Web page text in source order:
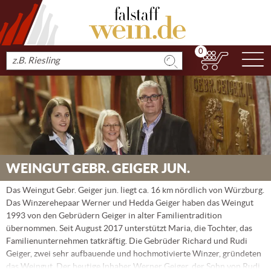
Produkt
suchen
0
WEINGUT GEBR. GEIGER JUN.
Das Weingut Gebr. Geiger jun. liegt ca. 16 km nördlich von Würzburg.
Das Winzerehepaar Werner und Hedda Geiger haben das Weingut
1993 von den Gebrüdern Geiger in alter Familientradition
übernommen. Seit August 2017 unterstützt Maria, die Tochter, das
Familienunternehmen tatkräftig. Die Gebrüder Richard und Rudi
Geiger, zwei sehr aufbauende und hochmotivierte Winzer, gründeten
das Weingut. Der heutige Inhaber Werner Geiger, der Sohn von Rudi